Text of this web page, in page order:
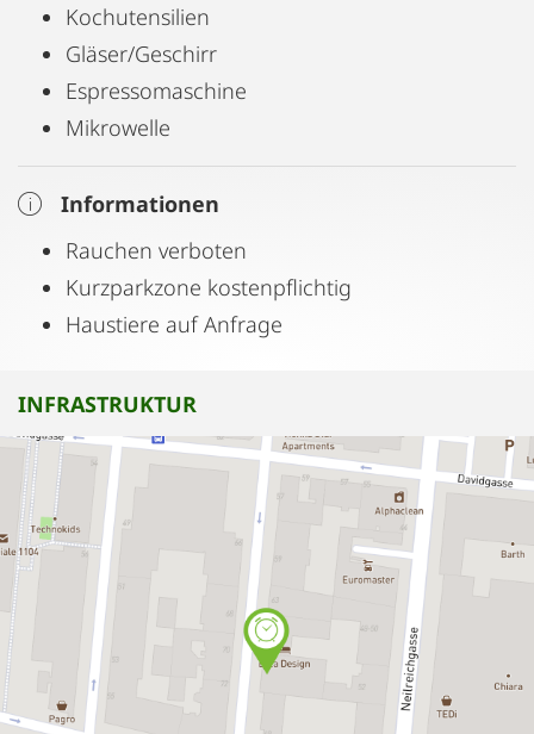
Kochutensilien
Gläser/Geschirr
Espressomaschine
Mikrowelle
Informationen
Rauchen verboten
Kurzparkzone kostenpflichtig
Haustiere auf Anfrage
INFRASTRUKTUR